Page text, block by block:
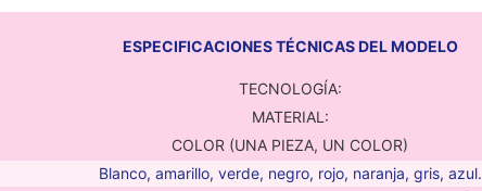
ESPECIFICACIONES TÉCNICAS DEL MODELO
TECNOLOGÍA:
MATERIAL:
COLOR (UNA PIEZA, UN COLOR)
Blanco, amarillo, verde, negro, rojo, naranja, gris, azul.